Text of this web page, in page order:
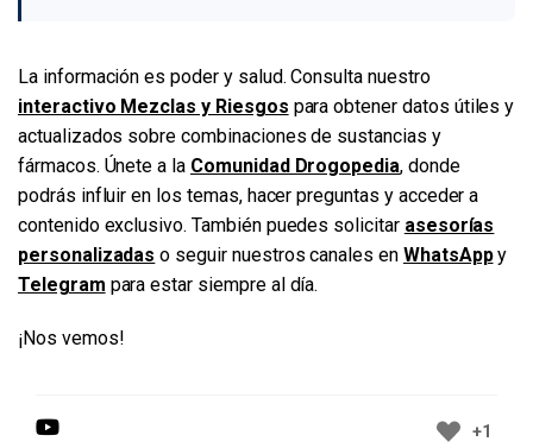
La información es poder y salud. Consulta nuestro
interactivo Mezclas y Riesgos para obtener datos útiles y
actualizados sobre combinaciones de sustancias y
fármacos. Únete a la Comunidad Drogopedia, donde
podrás influir en los temas, hacer preguntas y acceder a
contenido exclusivo. También puedes solicitar asesorías
personalizadas o seguir nuestros canales en WhatsAppy
Telegram para estar siempre al día.
¡Nos vemos!
+1